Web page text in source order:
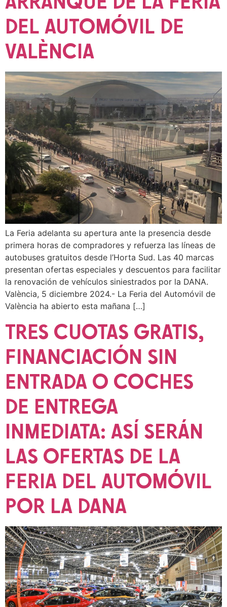
DEL AUTOMÓVIL DE
VALÈNCIA
La Feria adelanta su apertura ante la presencia desde
primera horas de compradores y refuerza las líneas de
autobuses gratuitos desde l’Horta Sud. Las 40 marcas
presentan ofertas especiales y descuentos para facilitar
la renovación de vehículos siniestrados por la DANA.
València, 5 diciembre 2024.- La Feria del Automóvil de
València ha abierto esta mañana […]
TRES CUOTAS GRATIS,
FINANCIACIÓN SIN
ENTRADA O COCHES
DE ENTREGA
INMEDIATA: ASÍ SERÁN
LAS OFERTAS DE LA
FERIA DEL AUTOMÓVIL
POR LA DANA